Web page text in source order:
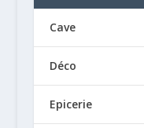
Cave
Déco
Epicerie